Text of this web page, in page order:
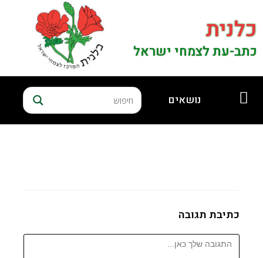
כלנית
כתב-עת לצמחי ישראל
נושאים
כתיבת תגובה